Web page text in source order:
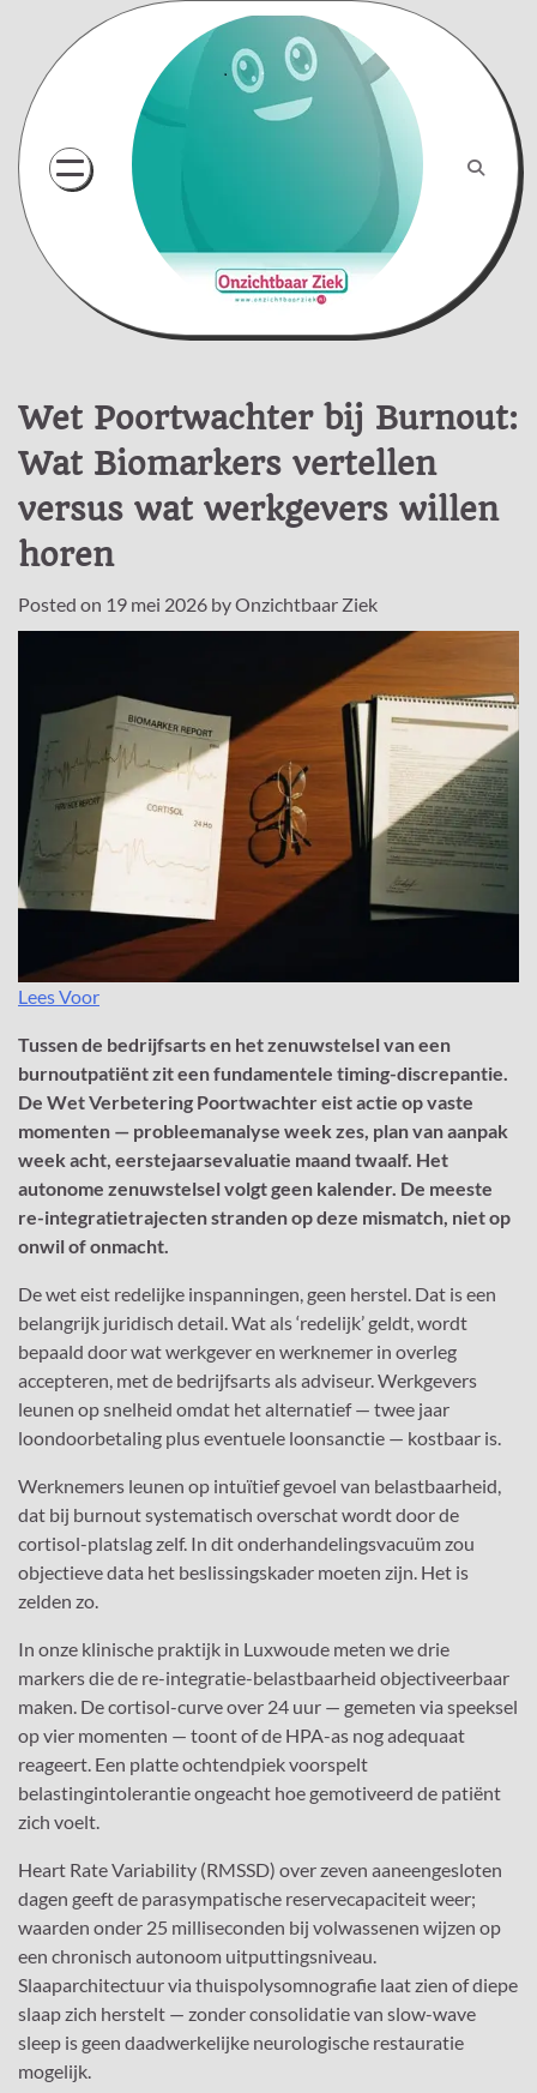
content
Wet Poortwachter bij Burnout:
Wat Biomarkers vertellen
versus wat werkgevers willen
horen
Posted on 19 mei 2026 byOnzichtbaar Ziek
Lees Voor
Tussen de bedrijfsarts en het zenuwstelsel van een
burnoutpatiënt zit een fundamentele timing-discrepantie.
De Wet Verbetering Poortwachter eist actie op vaste
momenten — probleemanalyse week zes, plan van aanpak
week acht, eerstejaarsevaluatie maand twaalf. Het
autonome zenuwstelsel volgt geen kalender. De meeste
re-integratietrajecten stranden op deze mismatch, niet op
onwil of onmacht.
De wet eist redelijke inspanningen, geen herstel. Dat is een
belangrijk juridisch detail. Wat als ‘redelijk’ geldt, wordt
bepaald door wat werkgever en werknemer in overleg
accepteren, met de bedrijfsarts als adviseur. Werkgevers
leunen op snelheid omdat het alternatief — twee jaar
loondoorbetaling plus eventuele loonsanctie — kostbaar is.
Werknemers leunen op intuïtief gevoel van belastbaarheid,
dat bij burnout systematisch overschat wordt door de
cortisol-platslag zelf. In dit onderhandelingsvacuüm zou
objectieve data het beslissingskader moeten zijn. Het is
zelden zo.
In onze klinische praktijk in Luxwoude meten we drie
markers die de re-integratie-belastbaarheid objectiveerbaar
maken. De cortisol-curve over 24 uur — gemeten via speeksel
op vier momenten — toont of de HPA-as nog adequaat
reageert. Een platte ochtendpiek voorspelt
belastingintolerantie ongeacht hoe gemotiveerd de patiënt
zich voelt.
Heart Rate Variability (RMSSD) over zeven aaneengesloten
dagen geeft de parasympatische reservecapaciteit weer;
waarden onder 25 milliseconden bij volwassenen wijzen op
een chronisch autonoom uitputtingsniveau.
Slaaparchitectuur via thuispolysomnografie laat zien of diepe
slaap zich herstelt — zonder consolidatie van slow-wave
sleep is geen daadwerkelijke neurologische restauratie
mogelijk.